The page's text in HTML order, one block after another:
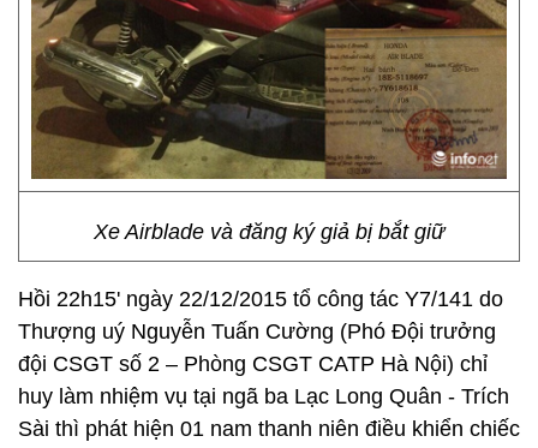
Xe Airblade và đăng ký giả bị bắt giữ
Hồi 22h15' ngày 22/12/2015 tổ công tác Y7/141 do
Thượng uý Nguyễn Tuấn Cường (Phó Đội trưởng
đội CSGT số 2 – Phòng CSGT CATP Hà Nội) chỉ
huy làm nhiệm vụ tại ngã ba Lạc Long Quân - Trích
Sài thì phát hiện 01 nam thanh niên điều khiển chiếc